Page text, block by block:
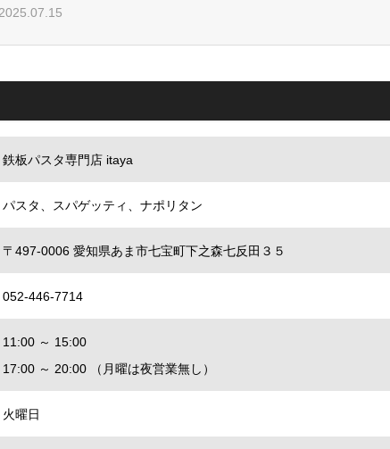
鉄板パスタ専門店 itaya
パスタ、スパゲッティ、ナポリタン
〒497-0006 愛知県あま市七宝町下之森七反田３５
052-446-7714
11:00 ～ 15:00
17:00 ～ 20:00 （月曜は夜営業無し）
火曜日